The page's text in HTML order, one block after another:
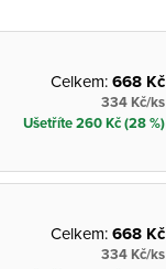
Celkem:668 Kč
334 Kč/ks
Ušetříte 260 Kč (28 %)
Celkem:668 Kč
334 Kč/ks